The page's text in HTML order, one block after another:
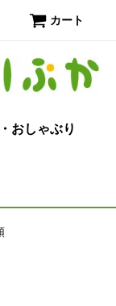
カート
おしゃぶり